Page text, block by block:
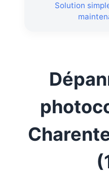
Solution